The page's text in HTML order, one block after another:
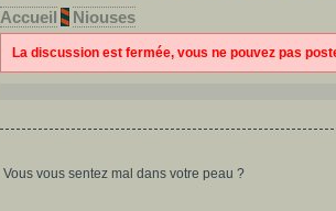
Accueil Niouses
La discussion est fermée, vous ne pouvez pas
Vous vous sentez mal dans votre peau ?